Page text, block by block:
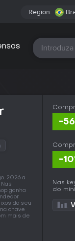
Region:
Todas as
2026 a
ganha
do seu
chave
mais de
-
-
Nas
do